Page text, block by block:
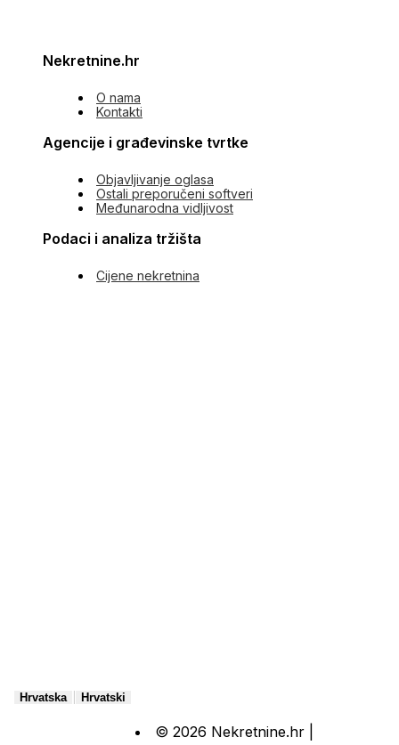
Nekretnine.hr
O nama
Kontakti
Agencije i građevinske tvrtke
Objavljivanje oglasa
Ostali preporučeni softveri
Međunarodna vidljivost
Podaci i analiza tržišta
Cijene nekretnina
Hrvatska Hrvatski
© 2026 Nekretnine.hr |